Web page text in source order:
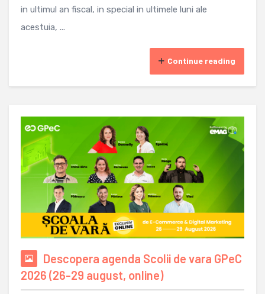
in ultimul an fiscal, in special in ultimele luni ale
acestuia, ...
Continue reading
Descopera agenda Scolii de vara GPeC
2026 (26-29 august, online)